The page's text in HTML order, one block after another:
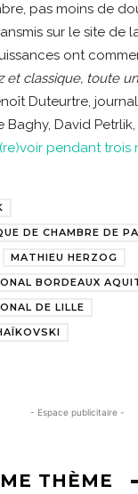
pas moins de
sur le site de
ont
et classique, toute
Duteurtre,
Baghy, David
pendant trois
DE CHAMBRE DE
MATHIEU HERZOG
BORDEAUX
DE LILLE
- Espace publicitaire -
THÈME